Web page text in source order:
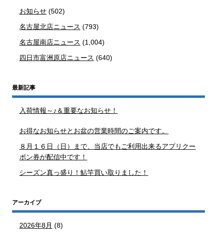
お知らせ (502)
名古屋北店ニュース (793)
名古屋南店ニュース (1,004)
四日市富洲原店ニュース (640)
最新記事
入荷情報～♪＆重要なお知らせ！
お得なお知らせとお盆の営業時間のご案内です。
８月１６日（日）まで、当店でもご利用出来るアプリクー
ポン券が配信中です！
シーズン真っ盛り！鮎竿買い取りました！
アーカイブ
2026年8月 (8)